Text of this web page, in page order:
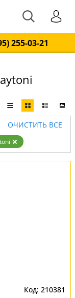
255-03-21
ОЧИСТИТЬ ВСЕ
210381